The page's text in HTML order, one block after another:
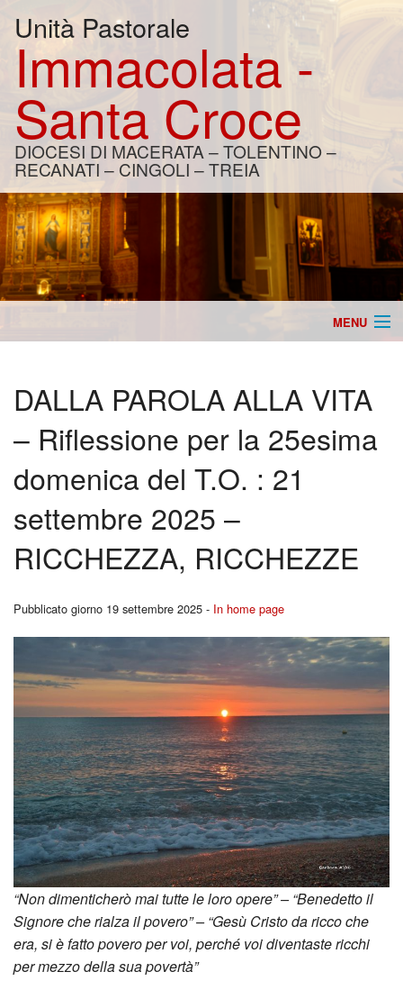
Unità Pastorale
Immacolata -
Santa Croce
DIOCESI DI MACERATA – TOLENTINO –
RECANATI – CINGOLI – TREIA
MENU
Catechesi
Liturgia
Carità
Canale YouTutube
Rubriche
I
dei
Tra
Pregare la Parola
Contatti
DALLA PAROLA ALLA VITA
– Riflessione per la 25esima
domenica del T.O. : 21
settembre 2025 –
RICCHEZZA, RICCHEZZE
Pubblicato giorno 19 settembre 2025 - In home page
“Non dimenticherò mai tutte le loro opere” – “Benedetto il
Signore che rialza il povero” – “Gesù Cristo da ricco che
era, si è fatto povero per voi, perché voi diventaste ricchi
per mezzo della sua povertà”